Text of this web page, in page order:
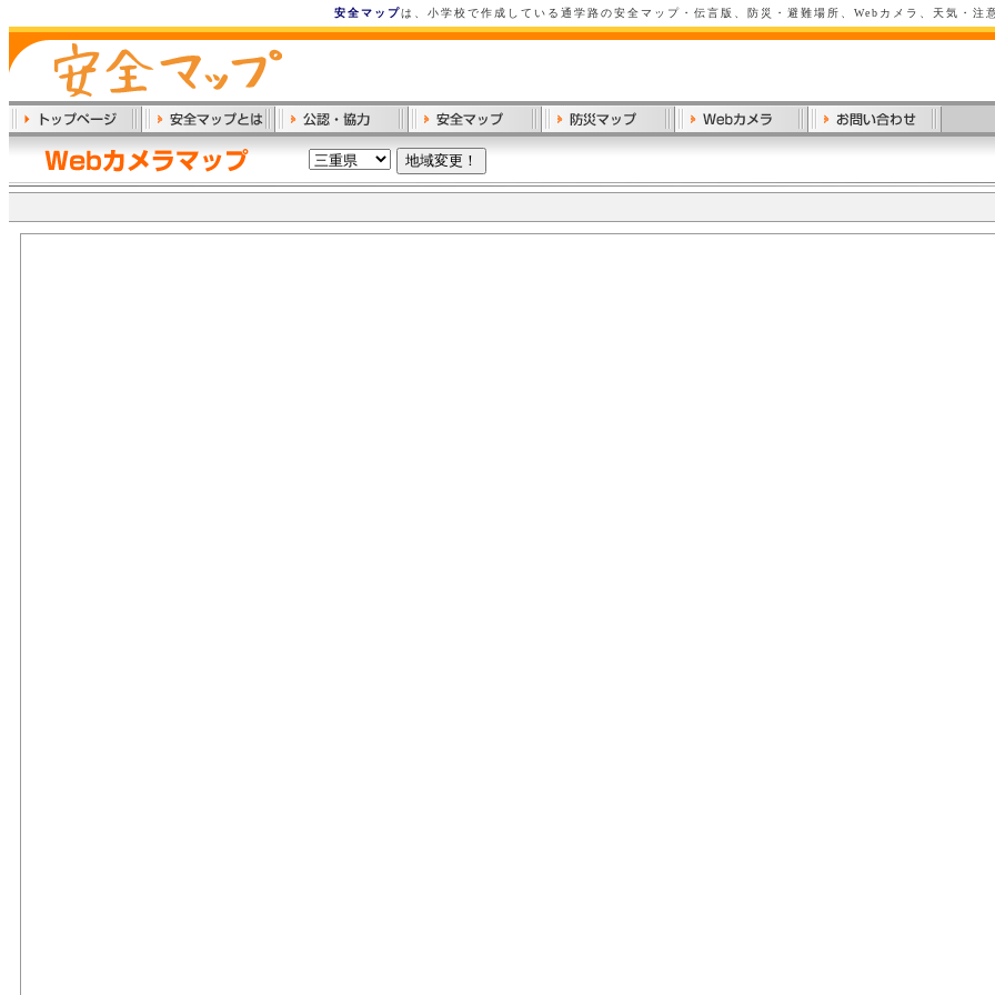
安全マップは、小学校で作成している通学路の安全マップ・伝言版、防災・避難場所、Webカメラ、天気・注